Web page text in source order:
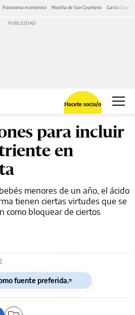
Panorama económico Marcha de San Cayetano García Cuerva
Hacete socia/o
para incluir
en
menores de un año, el ácido
tienen ciertas virtudes que se
como bloquear de ciertos
fuente preferida